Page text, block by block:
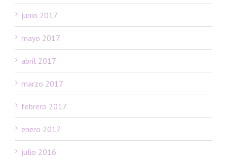
junio 2017
mayo 2017
abril 2017
marzo 2017
febrero 2017
enero 2017
julio 2016